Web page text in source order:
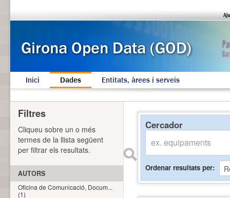
Inici Dades Entitats, àrees i serveis
Cercador
Ordenar resultats per
Filtres
Cliqueu sobre un o més
termes de la llista següent
per filtrar els resultats.
AUTORS
Oficina de Comunicació, Docum...
(1)